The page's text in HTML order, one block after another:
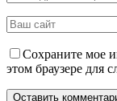
Сохраните мое
этом браузере для